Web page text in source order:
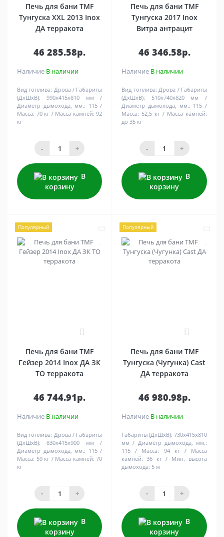
Печь для бани TMF
Тунгуска XXL 2013 Inox
ДА терракота
46 285.58р.
Наличие В наличии
Вид топлива: Дрова
Габариты
(ДхШхВ):
990х415х810 мм
Диаметр дымохода, мм.: 115
Масса: 70 кг Масса камней: 92
кг
- +
В
корзину
Печь для бани TMF
Тунгуска 2017 Inox
Витра антрацит
46 346.58р.
Наличие В наличии
Вид топлива: Дрова
Габариты
(ДхШхВ):
510х740х820 мм
Диаметр дымохода, мм.: 115
Масса: 52,5 кг
Масса камней:
до 35 кг
- +
В
корзину
Популярный
0
Печь для бани TMF
Гейзер 2014 Inox ДА ЗК
ТО терракота
46 744.91р.
Наличие В наличии
Вид топлива: Дрова
Габариты
(ДхШхВ):
830х415х900 мм
Диаметр дымохода, мм.: 115
Масса: 59 кг Масса камней: 70
кг
- +
В
корзину
Популярный
0
Печь для бани TMF
Тунгуска (Чугунка) Cast
ДА терракота
46 980.98р.
Наличие В наличии
Габариты (ДхШхВ): 730х415х810
мм
Диаметр дымохода, мм.:
115
Масса: 94 кг
Масса
камней: 36 кг
Мин. высота
дымохода: 5 м
- +
В
корзину